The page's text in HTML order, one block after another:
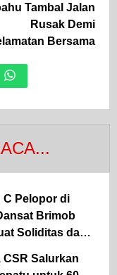
Tambal Jalan
Rusak Demi
Bersama
C Pelopor di
Brimob
Soliditas dan
CSR Salurkan